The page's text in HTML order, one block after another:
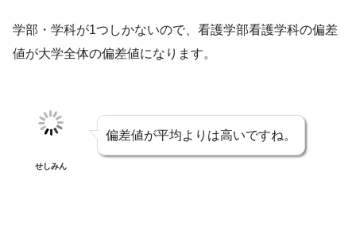
学部・学科が1つしかないので、看護学部看護学科の偏差
値が大学全体の偏差値になります。
せしみん
偏差値が平均よりは高いですね。